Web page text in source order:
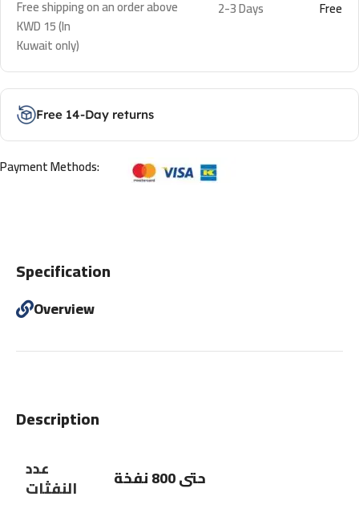
Free shipping on an order above
KWD 15 (In
Kuwait only)
2-3 Days Free
Free 14-Day returns
Payment Methods:
Description
عدد
النفثات حتى 800 نفخة
Specification
Overview